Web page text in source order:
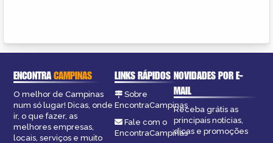
ENCONTRACAMPINAS
O melhor de Campinas
num só lugar! Dicas, onde
ir, o que fazer, as
melhores empresas,
locais, serviços e muito
LINKS RÁPIDOS
Sobre
EncontraCampinas
Fale com o
EncontraCampinas
NOVIDADES POR E-
MAIL
Receba grátis as
principais notícias,
dicas e promoções